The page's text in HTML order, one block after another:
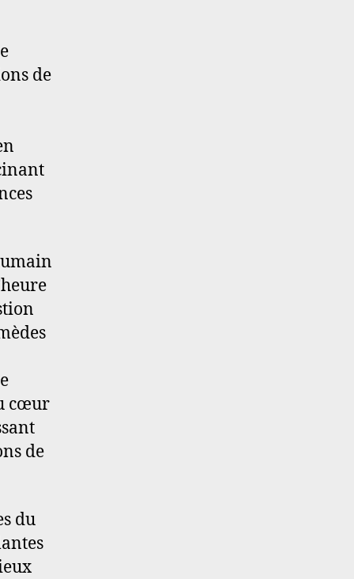
de
cœur
de
du